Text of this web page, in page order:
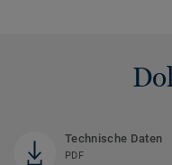
Technische Daten
PDF